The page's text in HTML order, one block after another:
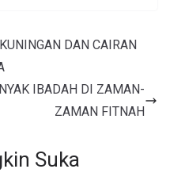
DAN CAIRAN
IBADAH DI ZAMAN-
ZAMAN FITNAH
Suka